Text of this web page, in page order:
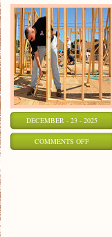
DECEMBER - 23 - 2025
COMMENTS OFFON